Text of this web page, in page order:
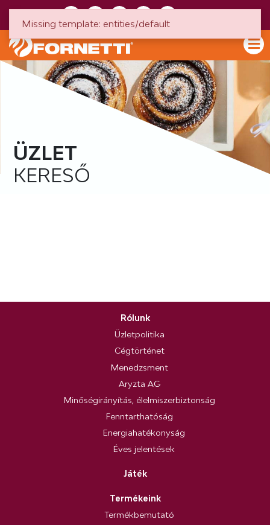
ÜZLET
KERESŐ
Rólunk
Üzletpolitika
Cégtörténet
Menedzsment
Aryzta AG
Minőségirányítás, élelmiszerbiztonság
Fenntarthatóság
Energiahatékonyság
Éves jelentések
Játék
Termékeink
Termékbemutató
Missing template: entities/default